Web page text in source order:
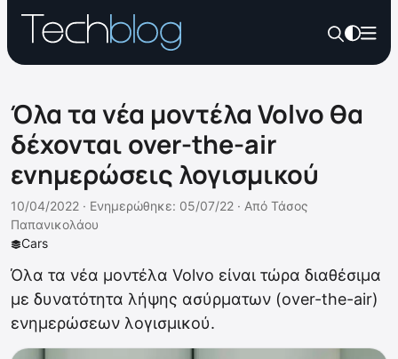
Όλα τα νέα μοντέλα Volvo θα
δέχονται over-the-air
ενημερώσεις λογισμικού
Cars
10/04/2022 · Ενημερώθηκε: 05/07/22 · Από Τάσος
Παπανικολάου
Όλα τα νέα μοντέλα Volvo είναι τώρα διαθέσιμα
με δυνατότητα λήψης ασύρματων (over-the-air)
ενημερώσεων λογισμικού.